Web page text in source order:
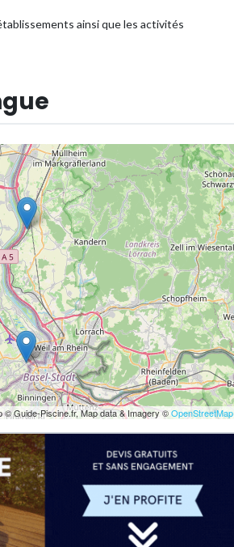
ainsi que les activités
© Guide-Piscine.fr, Map data & Imagery ©OpenStreetMap